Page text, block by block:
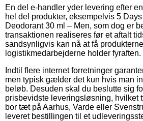
En del e-handler yder levering efter
hel del produkter, eksempelvis 5
Deodorant 30 ml – Men, som dog er
transaktionen realiseres før et aftalt
sandsynligvis kan nå at få
logistikmedarbejderne holder fyraften.
Indtil flere internet forretninger
men typisk gælder det kun hvis man
beløb. Desuden skal du beslutte sig
prisbevidste leveringsløsning, hvilket
bor tæt på Aarhus, Varde eller
leveret bestillingen til et